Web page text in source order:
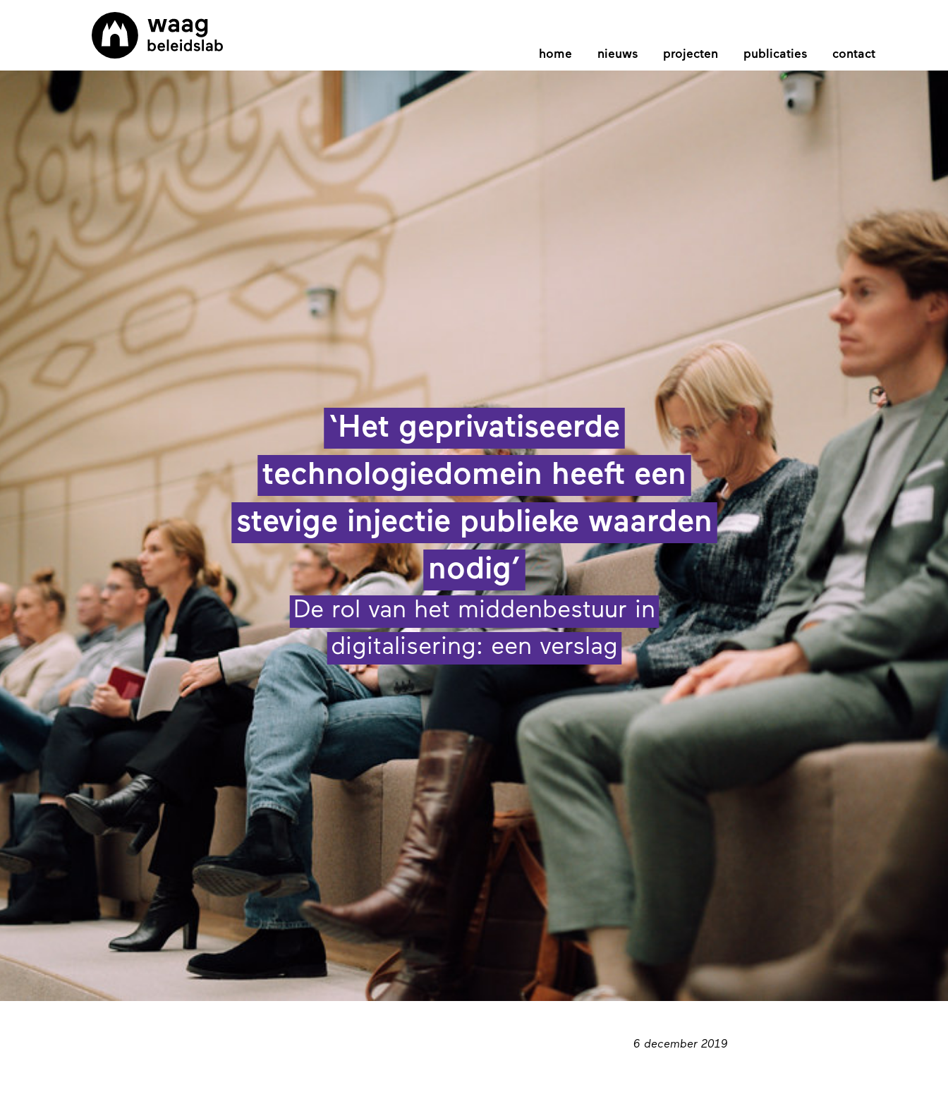
home nieuws projecten publicaties contact
‘Het geprivatiseerde
technologiedomein heeft een
stevige injectie publieke waarden
nodig’
De rol van het middenbestuur in
digitalisering: een verslag
6 december 2019